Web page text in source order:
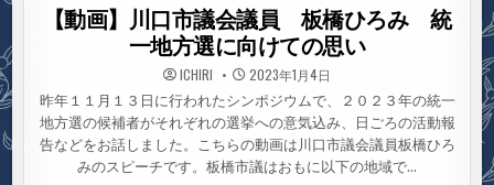
in
【動画】川口市議会議員 板橋ひろみ 統
一地方選に向けての思い
ICHIRI 2023年1月4日
昨年１１月１３日に行われたシンポジウムで、２０２３年の統一
地方選の候補者がそれぞれの選挙への意気込み、日ごろの活動報
告などをお話しました。こちらの動画は川口市議会議員板橋ひろ
みのスピーチです。板橋市議はおもに以下の地域で…